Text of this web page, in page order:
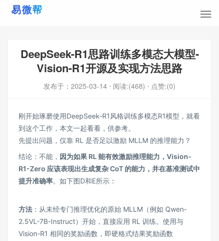
DeepSeek-R1思路训练多模态大模型-
Vision-R1开源及实现方法思路
发布于： 2025-03-14 ⋅ 阅读:(468) ⋅ 点赞:(0)
刚开始琢磨使用DeepSeek-R1风格训练多模态R1模型，就看
到这个工作，本文一起看看，供参考。
先提出问题，仅靠 RL 是否足以激励 MLLM 的推理能力？
结论：不能， 因为如果 RL 能有效激励推理能力，Vision-
R1-Zero 应该表现出生成复杂 CoT 的能力，并在基准测试中
提升准确率。如下图D和E所示：
方法 ：从未经专门推理优化的原始 MLLM（例如 Qwen-
2.5VL-7B-Instruct）开始，直接应用 RL 训练。使用与
Vision-R1 相同的奖励函数，即硬格式结果奖励函数